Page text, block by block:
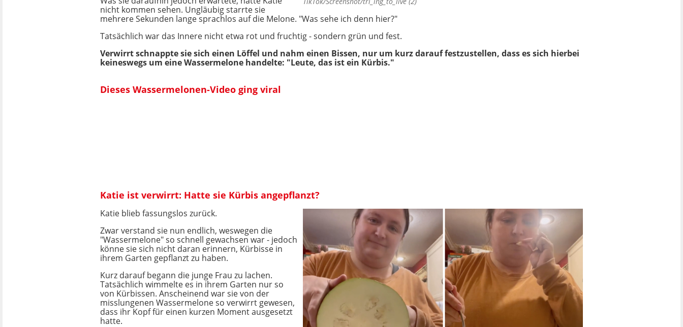
nicht kommen sehen. Ungläubig starrte sie
mehrere Sekunden lange sprachlos auf die Melone. "Was sehe ich denn hier?"
Tatsächlich war das Innere nicht etwa rot und fruchtig - sondern grün und fest.
Verwirrt schnappte sie sich einen Löffel und nahm einen Bissen, nur um kurz darauf festzustellen, dass es sich hierbei
keineswegs um eine Wassermelone handelte: "Leute, das ist ein Kürbis."
Dieses Wassermelonen-Video ging viral
Katie ist verwirrt: Hatte sie Kürbis angepflanzt?
Katie blieb fassungslos zurück.
Zwar verstand sie nun endlich, weswegen die
"Wassermelone" so schnell gewachsen war - jedoch
könne sie sich nicht daran erinnern, Kürbisse in
ihrem Garten gepflanzt zu haben.
Kurz darauf begann die junge Frau zu lachen.
Tatsächlich wimmelte es in ihrem Garten nur so
von Kürbissen. Anscheinend war sie von der
misslungenen Wassermelone so verwirrt gewesen,
dass ihr Kopf für einen kurzen Moment ausgesetzt
hatte.